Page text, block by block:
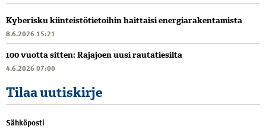
Kyberisku kiinteistötietoihin haittaisi energiarakentamista
8.6.2026 15:21
100 vuotta sitten: Rajajoen uusi rautatiesilta
4.6.2026 07:00
Tilaa uutiskirje
Sähköposti